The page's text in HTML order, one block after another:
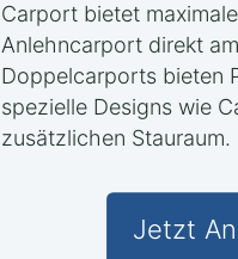
Carport bietet
Anlehncarport direkt
Doppelcarports bieten
spezielle Designs wie
zusätzlichen Stauraum.
Jetzt